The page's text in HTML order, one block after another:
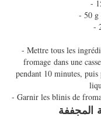
-
- 50 g
-
- Mettre tous les
fromage dans une
pendant 10 minutes,
- Garnir les blinis de
المجففة